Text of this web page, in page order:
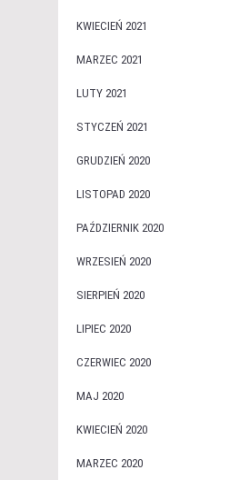
KWIECIEŃ 2021
MARZEC 2021
LUTY 2021
STYCZEŃ 2021
GRUDZIEŃ 2020
LISTOPAD 2020
PAŹDZIERNIK 2020
WRZESIEŃ 2020
SIERPIEŃ 2020
LIPIEC 2020
CZERWIEC 2020
MAJ 2020
KWIECIEŃ 2020
MARZEC 2020